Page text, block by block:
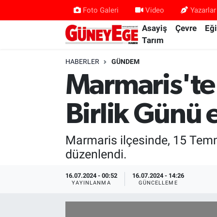
Foto Galeri Video Yazarlar
Asayiş Çevre
Tarım
HABERLER GÜNDEM
Marmaris'te
Birlik Günü
Marmaris ilçesinde, 15
düzenlendi.
16.07.2024 - 00:52
YAYINLANMA
16.07.2024 - 14:26
GÜNCELLEME
Kültür Sanat
İstanbul Hava Durumu
İstanbul Trafik Yoğunluk Haritası
Süper Lig Puan Durumu ve Fikstür
Tüm Manşetler
Son Dakika Haberleri
Haber Arşivi